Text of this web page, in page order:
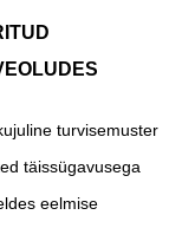
turvisemuster
täissügavusega
eelmise